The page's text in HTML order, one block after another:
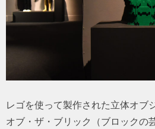
サッカー
コラム
レゴを使って製作された立体オブ
オブ・ザ・ブリック（ブロックの